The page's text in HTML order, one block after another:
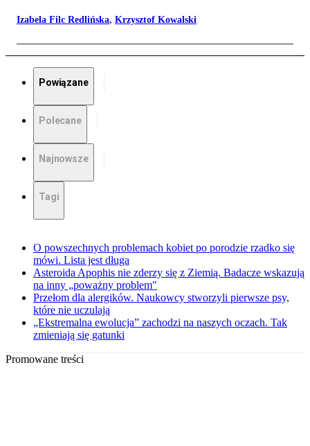
Izabela Filc Redlińska, Krzysztof Kowalski
Powiązane
Polecane
Najnowsze
Tagi
O powszechnych problemach kobiet po porodzie rzadko się
mówi. Lista jest długa
Asteroida Apophis nie zderzy się z Ziemią. Badacze wskazują
na inny „poważny problem"
Przełom dla alergików. Naukowcy stworzyli pierwsze psy,
które nie uczulają
„Ekstremalna ewolucja” zachodzi na naszych oczach. Tak
zmieniają się gatunki
Promowane treści